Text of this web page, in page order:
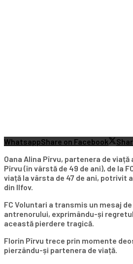
WhatsappShare on Facebook
Oana Alina Pîrvu, partenera de
Pîrvu (în vârstă de 49 de ani), de la
viață la vârsta de 47 de ani, potrivit
din Ilfov.
FC Voluntari a transmis un mesaj
antrenorului, exprimându-și
această pierdere tragică.
Florin Pîrvu trece prin momente
pierzându-și partenera de viață.